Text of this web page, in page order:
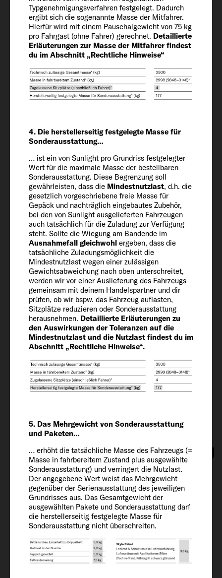
Typgenehmigungsverfahren festgelegt. Dadurch
ergibt sich die sogenannte Masse der Mitfahrer.
Hierfür wird mit einem Pauschalgewicht von 75 kg
pro Fahrgast (ohne Fahrer) gerechnet. Detaillierte
Erläuterungen zur Masse der Mitfahrer findest
du im Abschnitt „Rechtliche Hinweise“
4. Die herstellerseitig festgelegte Masse für
Sonderausstattung…
… ist ein von Sunlight pro Grundriss festgelegter
Wert für die maximale Masse der bestellbaren
Sonderausstattung. Diese Begrenzung soll
gewährleisten, dass die Mindestnutzlast, d.h. die
gesetzlich vorgeschriebene freie Masse für
Gepäck und nachträglich eingebautes Zubehör,
bei den von Sunlight ausgelieferten Fahrzeugen
auch tatsächlich für die Zuladung zur Verfügung
steht. Sollte die Wiegung am Bandende im
Ausnahmefall gleichwohl ergeben, dass die
tatsächliche Zuladungsmöglichkeit die
Mindestnutzlast wegen einer zulässigen
Gewichtsabweichung nach oben unterschreitet,
werden wir vor einer Auslieferung des Fahrzeugs
gemeinsam mit deinem Handelspartner und dir
prüfen, ob wir bspw. das Fahrzeug auflasten,
Sitzplätze reduzieren oder Sonderausstattung
herausnehmen. Detaillierte Erläuterungen zu
den Auswirkungen der Toleranzen auf die
Mindestnutzlast und die Nutzlast findest du im
Abschnitt „Rechtliche Hinweise“.
5. Das Mehrgewicht von Sonderausstattung
und Paketen…
… erhöht die tatsächliche Masse des Fahrzeugs (=
Masse in fahrbereitem Zustand plus ausgewählte
Sonderausstattung) und verringert die Nutzlast.
Der angegebene Wert weist das Mehrgewicht
gegenüber der Serienausstattung des jeweiligen
Grundrisses aus. Das Gesamtgewicht der
ausgewählten Pakete und Sonderausstattung darf
die herstellerseitig festgelegte Masse für
Sonderausstattung nicht überschreiten.
Zugelassene Sitzplätze (einschließlich
Fahrer)
Chassis / Motor / Leistung kW (PS)
Fiat Ducato / 2.2 / 103 (140)
Herstellerseitig festgelegte Masse für
Sonderausstattung* (kg)
228
Technisch zulässige Gesamtmasse* (kg)
3500
Auflastung (optional)
4250
Anhängelast 12 % gebremst /
ungebremst
2500 / 750
Bereifung
225/75 R 16 CP
Radstand
Innenausstattung
Schlafplätze
2 + 2
Bettgröße hinten
Bettgröße Mittelbett (optional)